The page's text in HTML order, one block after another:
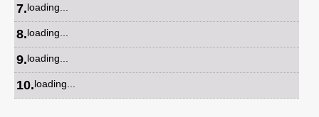
7.loading...
8.loading...
9.loading...
10.loading...